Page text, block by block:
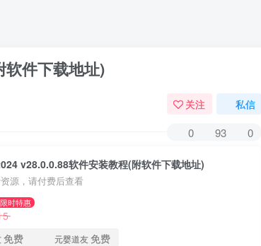
件下载地址)
关注 私信
0 93 0
v28.0.0.88软件安装教程(附软件下载地址)
源，请付费后查看
限时特惠
5
免费 元婴道友免费